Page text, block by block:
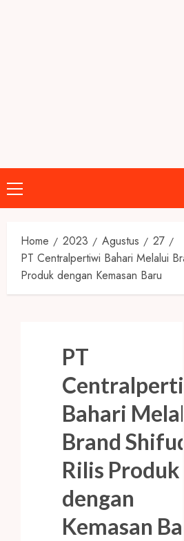
Primary
Menu
Home 2023 Agustus
27
PT Centralpertiwi Bahari Melalui
Produk dengan Kemasan Baru
PT
Bahari
Brand
Rilis Produk
dengan
Kemasan